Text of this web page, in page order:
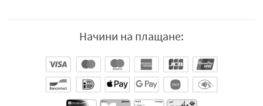
Начини на плащане: